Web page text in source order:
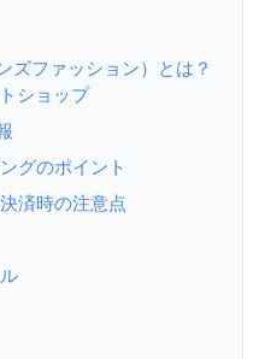
ズファッション）とは？
ショップ
グのポイント
済時の注意点